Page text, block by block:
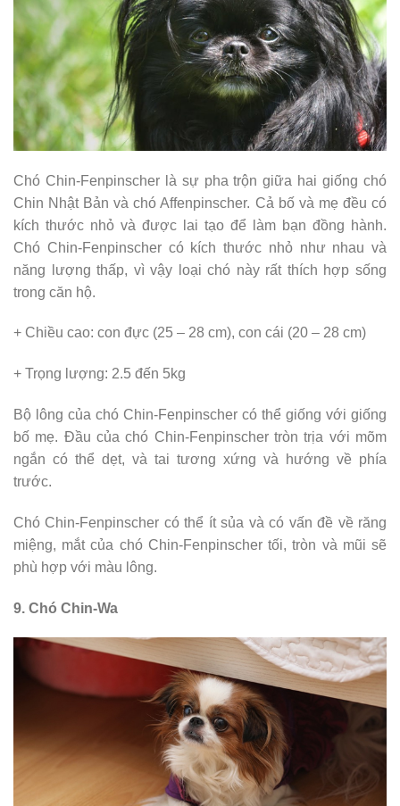
Chó Chin-Fenpinscher là sự pha trộn giữa hai giống chó
Chin Nhật Bản và chó Affenpinscher. Cả bố và mẹ đều có
kích thước nhỏ và được lai tạo để làm bạn đồng hành.
Chó Chin-Fenpinscher có kích thước nhỏ như nhau và
năng lượng thấp, vì vậy loại chó này rất thích hợp sống
trong căn hộ.
+ Chiều cao: con đực (25 – 28 cm), con cái (20 – 28 cm)
+ Trọng lượng: 2.5 đến 5kg
Bộ lông của chó Chin-Fenpinscher có thể giống với giống
bố mẹ. Đầu của chó Chin-Fenpinscher tròn trịa với mõm
ngắn có thể dẹt, và tai tương xứng và hướng về phía
trước.
Chó Chin-Fenpinscher có thể ít sủa và có vấn đề về răng
miệng, mắt của chó Chin-Fenpinscher tối, tròn và mũi sẽ
phù hợp với màu lông.
9. Chó Chin-Wa